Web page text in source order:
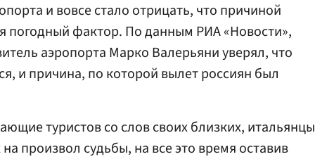
и вовсе стало отрицать, что причиной
погодный фактор. По данным РИА «Новости»,
аэропорта Марко Валерьяни уверял, что
и причина, по которой вылет россиян был
туристов со слов своих близких, итальянцы
произвол судьбы, на все это время оставив